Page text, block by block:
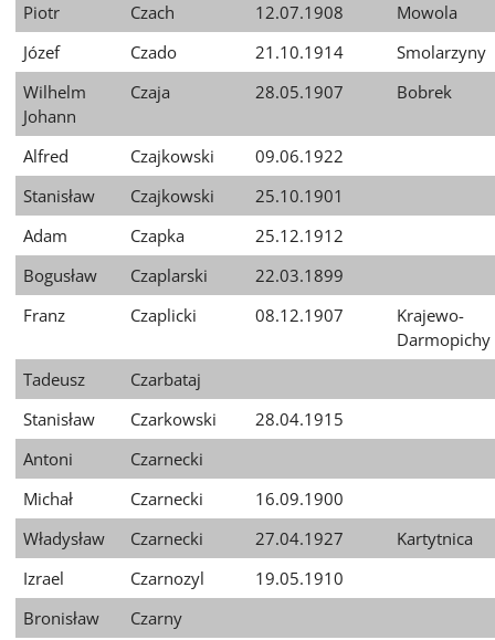
Piotr
Czach 12.07.1908
Mowola
Józef
Czado 21.10.1914
Smolarzyny
Wilhelm
Johann
Czaja 28.05.1907 Bobrek
Alfred Czajkowski
09.06.1922
Stanisław
Czajkowski
25.10.1901
Adam
Czapka
25.12.1912
Bogusław
Czaplarski
22.03.1899
Franz
Czaplicki 08.12.1907
Krajewo-
Darmopichy
Tadeusz
Czarbataj
Stanisław
Czarkowski
28.04.1915
Antoni
Czarnecki
Michał
Czarnecki
16.09.1900
Władysław
Czarnecki 27.04.1927
Kartytnica
Izrael
Czarnozyl
19.05.1910
Bronisław
Czarny